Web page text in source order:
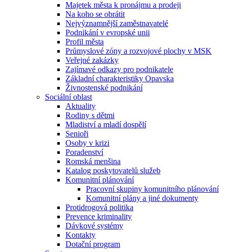
Majetek města k pronájmu a prodeji
Na koho se obrátit
Nejvýznamnější zaměstnavatelé
Podnikání v evropské unii
Profil města
Průmyslové zóny a rozvojové plochy v MSK
Veřejné zakázky
Zajímavé odkazy pro podnikatele
Základní charakteristiky Opavska
Živnostenské podnikání
Sociální oblast
Aktuality
Rodiny s dětmi
Mladiství a mladí dospělí
Senioři
Osoby v krizi
Poradenství
Romská menšina
Katalog poskytovatelů služeb
Komunitní plánování
Pracovní skupiny komunitního plánování
Komunitní plány a jiné dokumenty
Protidrogová politika
Prevence kriminality
Dávkové systémy
Kontakty
Dotační program